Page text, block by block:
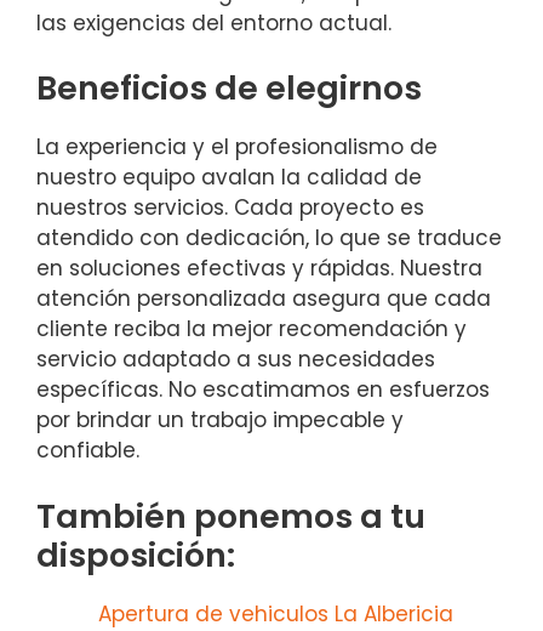
las exigencias del entorno actual.
Beneficios de elegirnos
La experiencia y el profesionalismo de
nuestro equipo avalan la calidad de
nuestros servicios. Cada proyecto es
atendido con dedicación, lo que se traduce
en soluciones efectivas y rápidas. Nuestra
atención personalizada asegura que cada
cliente reciba la mejor recomendación y
servicio adaptado a sus necesidades
específicas. No escatimamos en esfuerzos
por brindar un trabajo impecable y
confiable.
También ponemos a tu
disposición:
Apertura de vehiculos La Albericia